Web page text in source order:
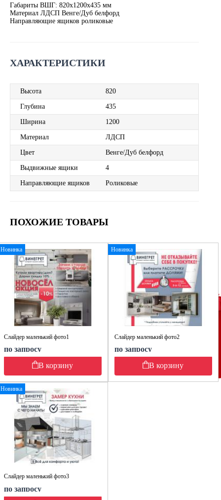
Габариты ВШГ: 820х1200х435 мм
Материал ЛДСП Венге/Дуб белфорд
Направляющие ящиков роликовые
ХАРАКТЕРИСТИКИ
Высота 820
Глубина 435
Ширина 1200
Материал ЛДСП
Цвет Венге/Дуб белфорд
Выдвижные ящики 4
Направляющие ящиков Роликовые
ПОХОЖИЕ ТОВАРЫ
Новинка
Слайдер маленький фото1
по запросу
В корзину
Новинка
Слайдер маленький фото2
по запросу
В корзину
Новинка
Слайдер маленький фото3
по запросу